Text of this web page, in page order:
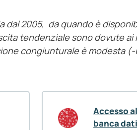
dal 2005, da quando è
tendenziale sono dovute ai
congiunturale è modesta (-
Accesso
banca dati